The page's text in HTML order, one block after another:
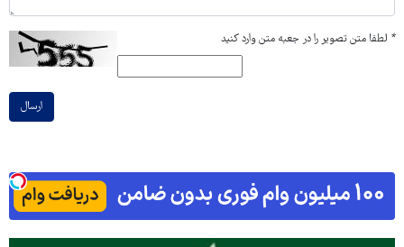
* لطفا متن تصویر را در جعبه متن وارد کنید
ارسال